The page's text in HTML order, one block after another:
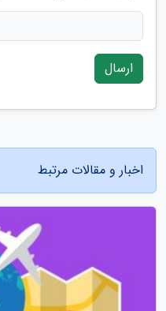
ارسال
اخبار و مقالات مرتبط